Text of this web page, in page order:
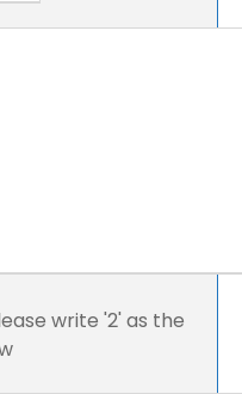
write '2' as the